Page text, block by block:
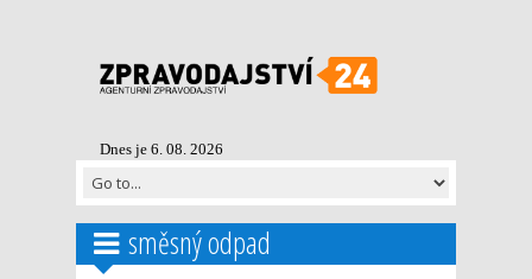
Dnes je 6. 08. 2026
směsný odpad